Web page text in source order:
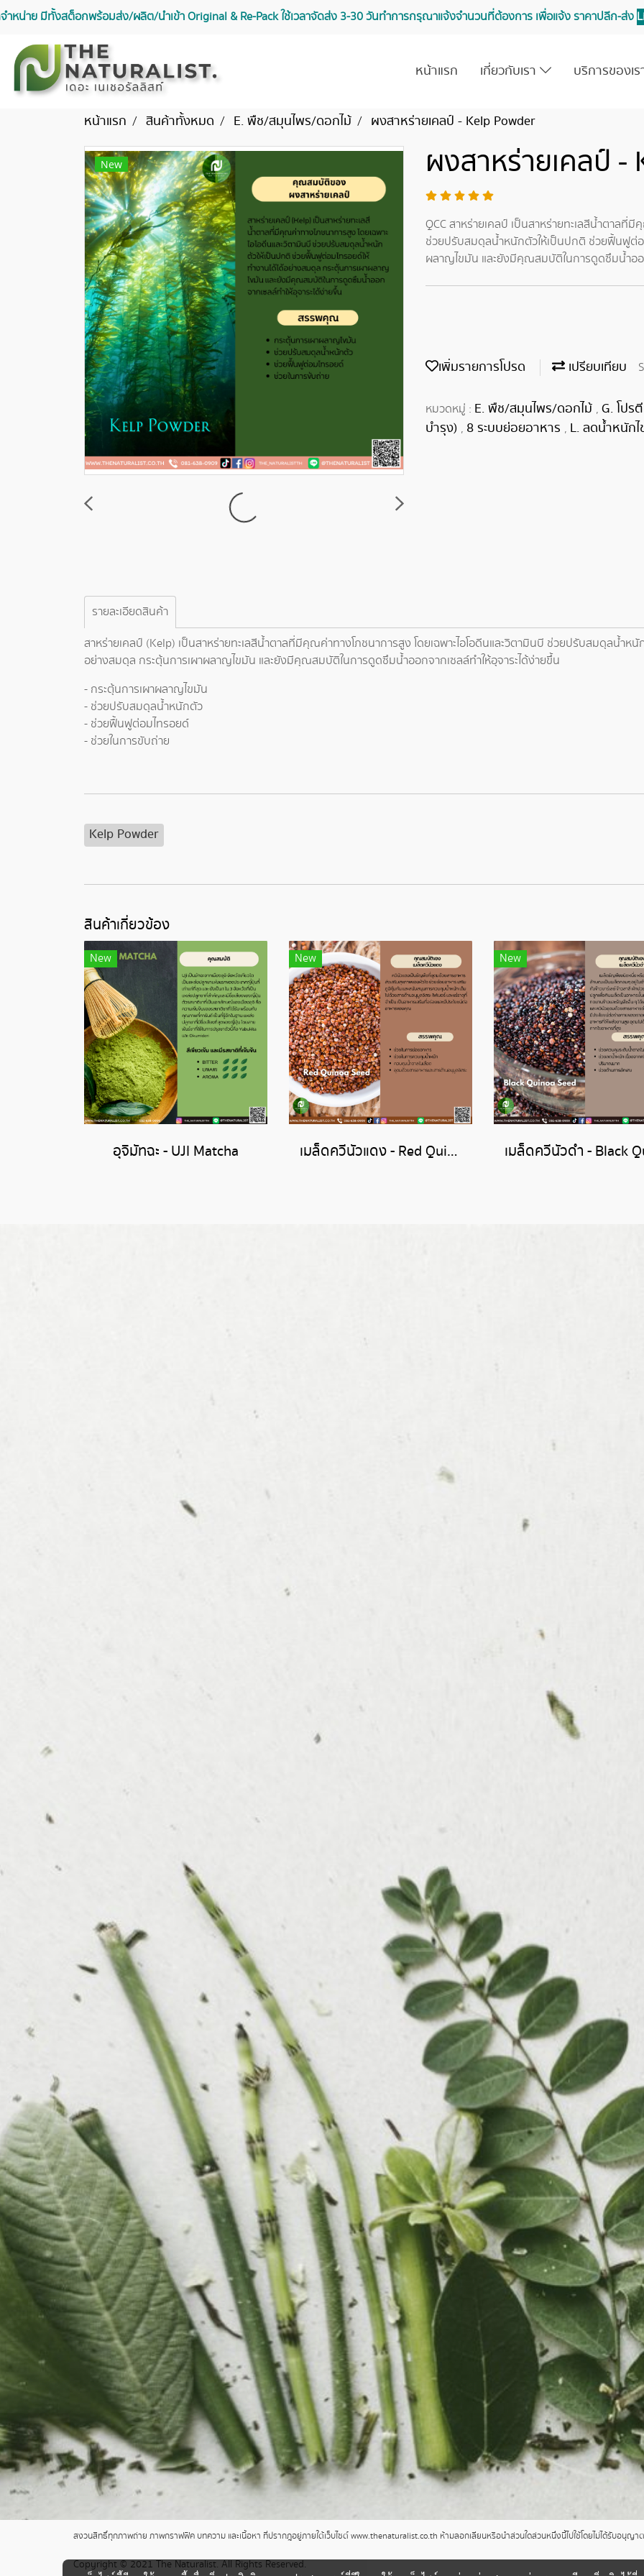
น่าย มีทั้งสต็อกพร้อมส่ง/ผลิต/นำเข้า Original & Re-Pack ใช้เวลาจัดส่ง 3-30 วันทำการ กรุณาแจ้งจำนวนที่ต้องการ เพื่อแจ้ง ราคาปลีก-ส่ง
หน้าแรก เกี่ยวกับเรา บริการของเ
หน้าแรก สินค้าทั้งหมด E. พืช/สมุนไพร/ดอกไม้ ผงสาหร่ายเคลป์ - Kelp Powder
New ผงสาหร่ายเคลป์ -
QCC สาหร่ายเคลป์ เป็นสาหร่ายทะเลสีน้ำตาลที่
ช่วยปรับสมดุลน้ำหนักตัวให้เป็นปกติ ช่วยฟื้นฟูต่อ
ผลาญไขมัน และยังมีคุณสมบัติในการดูดซึมน้ำออ
เพิ่มรายการโปรด เปรียบเทียบ
หมวดหมู่ : E. พืช/สมุนไพร/ดอกไม้ , G. โปร
บำรุง) , 8 ระบบย่อยอาหาร , L. ลดน้ำหนัก
รายละเอียดสินค้า
สาหร่ายเคลป์ (Kelp) เป็นสาหร่ายทะเลสีน้ำตาลที่มีคุณค่าทางโภชนาการสูง โดยเฉพาะไอโอดีนและวิตามินบี ช่วยปรับสมดุลน้ำห
อย่างสมดุล กระตุ้นการเผาผลาญไขมัน และยังมีคุณสมบัติในการดูดซึมน้ำออกจากเซลล์ทำให้อุจาระได้ง่ายขึ้น
- กระตุ้นการเผาผลาญไขมัน
- ช่วยปรับสมดุลน้ำหนักตัว
- ช่วยฟื้นฟูต่อมไทรอยด์
- ช่วยในการขับถ่าย
Kelp Powder
สินค้าเกี่ยวข้อง
New
อุจิมัทฉะ - UJI Matcha
New
เมล็ดควีนัวแดง - Red Quinoa Seed
New
สงวนสิทธิ์ทุกภาพถ่าย ภาพกราฟฟิค บทความ และเนื้อหา ที่ปรากฎอยู่ภายใต้เว็บไซต์ www.thenaturalist.co.th ห้ามลอกเลียนหรือนำส่วนใดส่วนหนึ่งนี้ไปใช้โดยไม่ได้รับอนุญ
Copyright © 2021 The Naturalist. All Rights Reserved.